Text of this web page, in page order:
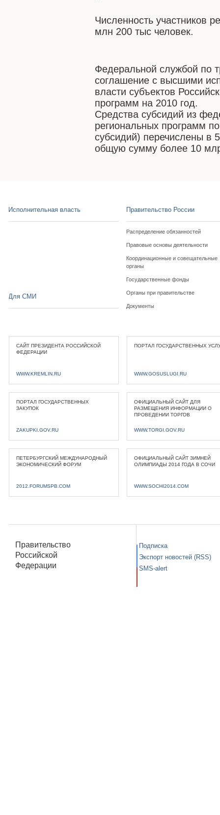
Численность участников
млн 200 тыс человек.
Федеральной службой по
соглашение с высшими
власти субъектов
программ на 2010 год.
Средства субсидий из
региональных программ
субсидий) перечислены в
общую сумму более 10
Исполнительная власть Правительство России
Распределение обязанностей
Правовые основы деятельности
Координационные и совещательные
органы
Государственные фонды
Органы при правительстве
Документы
Для СМИ
САЙТ ПРЕЗИДЕНТА РОССИЙСКОЙ
ФЕДЕРАЦИИ
WWW.KREMLIN.RU
ПОРТАЛ ГОСУДАРСТВЕННЫХ
WWW.GOSUSLUGI.RU
ПОРТАЛ ГОСУДАРСТВЕННЫХ
ЗАКУПОК
ZAKUPKI.GOV.RU
ОФИЦИАЛЬНЫЙ САЙТ ДЛЯ
РАЗМЕЩЕНИЯ ИНФОРМАЦИИ О
ПРОВЕДЕНИИ ТОРГОВ
WWW.TORGI.GOV.RU
ПЕТЕРБУРГСКИЙ МЕЖДУНАРОДНЫЙ
ЭКОНОМИЧЕСКИЙ ФОРУМ
2012.FORUMSPB.COM
ОФИЦИАЛЬНЫЙ САЙТ ЗИМНЕЙ
ОЛИМПИАДЫ 2014 ГОДА В СОЧИ
WWW.SOCHI2014.COM
Правительство
Российской
Федерации
Подписка
Экспорт новостей (RSS)
SMS-alert